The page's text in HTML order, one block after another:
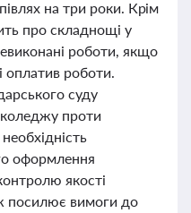
на три роки. Крім
про складнощі у
роботи, якщо
оплатив роботи.
суду
коледжу проти
оформлення
якості
посилює вимоги до